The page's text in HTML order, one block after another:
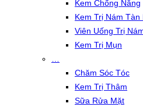
Kem Chống Nắng
Kem Trị Nám Tàn
Viên Uống Trị
Kem Trị Mụn
Chăm Sóc Tóc
Kem Trị Thâm
Sữa Rửa Mặt